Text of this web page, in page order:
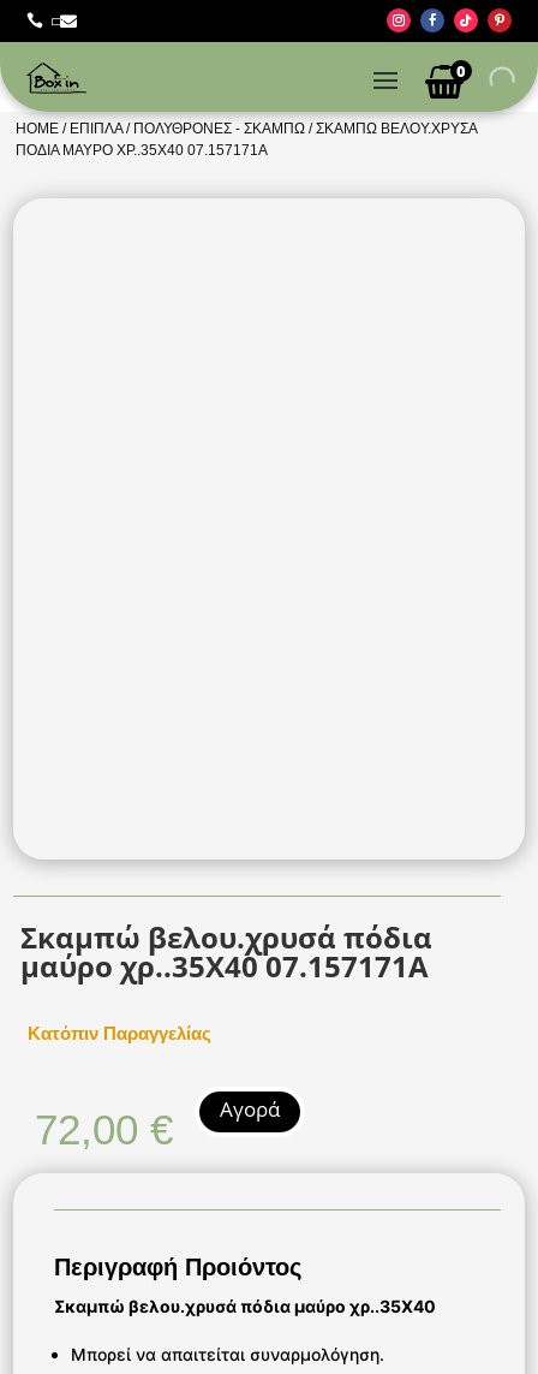
 
0
HOME / ΈΠΙΠΛΑ/ ΠΟΛΥΘΡΌΝΕΣ - ΣΚΑΜΠΏ / ΣΚΑΜΠΏ ΒΕΛΟΥ.ΧΡΥΣΆ
ΠΌΔΙΑ ΜΑΎΡΟ ΧΡ..35Χ40 07.157171A
Σκαμπώ βελου.χρυσά πόδια
μαύρο χρ..35Χ40 07.157171A
Κατόπιν Παραγγελίας
72,00€ Αγορά
Περιγραφή Προιόντος
Σκαμπώ βελου.χρυσά πόδια μαύρο χρ..35Χ40
Μπορεί να απαιτείται συναρμολόγηση.